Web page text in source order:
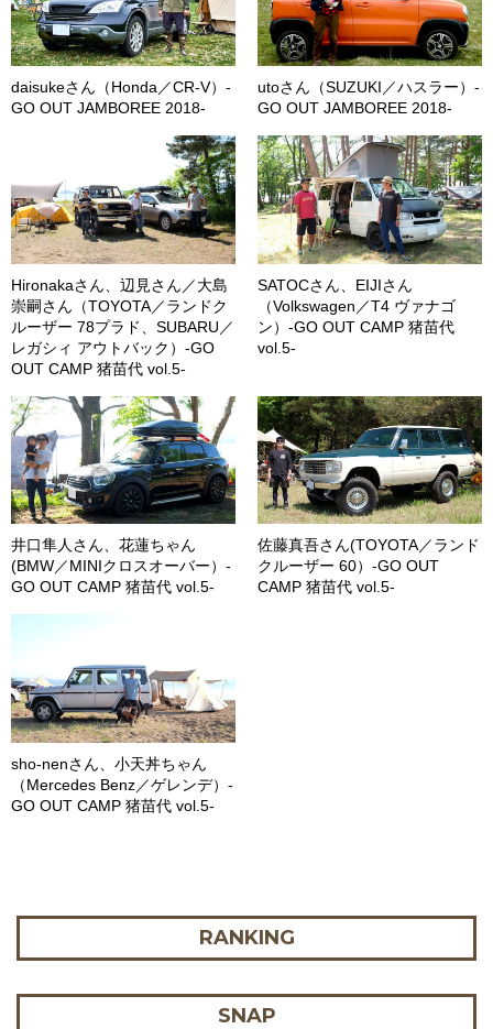
daisukeさん（Honda／CR-V）-
GO OUT JAMBOREE 2018-
utoさん（SUZUKI／ハスラー）-
GO OUT JAMBOREE 2018-
Hironakaさん、辺見さん／大島
崇嗣さん（TOYOTA／ランドク
ルーザー 78プラド、SUBARU／
レガシィ アウトバック）-GO
OUT CAMP 猪苗代 vol.5-
SATOCさん、EIJIさん
（Volkswagen／T4 ヴァナゴ
ン）-GO OUT CAMP 猪苗代
vol.5-
井口隼人さん、花蓮ちゃん
(BMW／MINIクロスオーバー）-
GO OUT CAMP 猪苗代 vol.5-
佐藤真吾さん(TOYOTA／ランド
クルーザー 60）-GO OUT
CAMP 猪苗代 vol.5-
sho-nenさん、小天丼ちゃん
（Mercedes Benz／ゲレンデ）-
GO OUT CAMP 猪苗代 vol.5-
RANKING
SNAP